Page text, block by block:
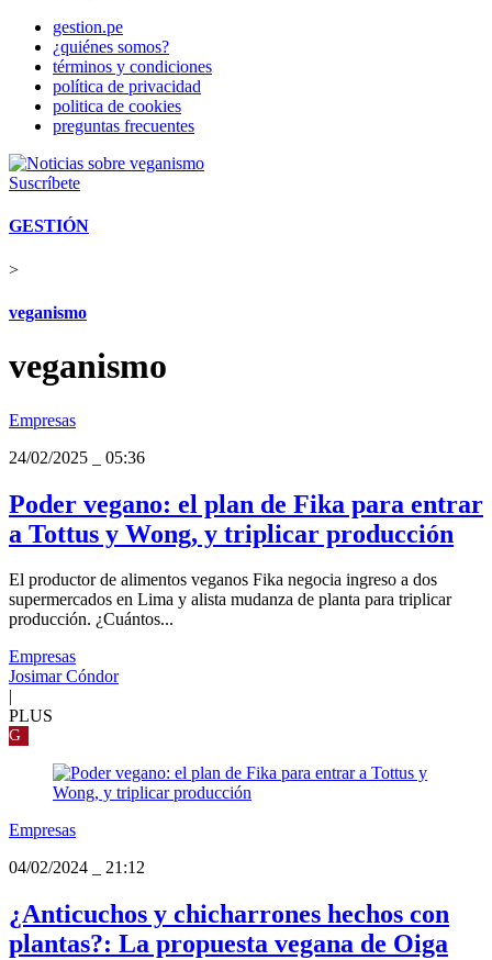
gestion.pe
¿quiénes somos?
términos y condiciones
política de privacidad
politica de cookies
preguntas frecuentes
Suscríbete
GESTIÓN
>
veganismo
veganismo
Empresas
24/02/2025
05:36
Poder vegano: el plan de Fika para entrar
a Tottus y Wong, y triplicar producción
El productor de alimentos veganos Fika negocia ingreso a dos
supermercados en Lima y alista mudanza de planta para triplicar
producción. ¿Cuántos...
Empresas
Josimar Cóndor
PLUS
G
Empresas
04/02/2024
21:12
¿Anticuchos y chicharrones hechos con
plantas?: La propuesta vegana de Oiga